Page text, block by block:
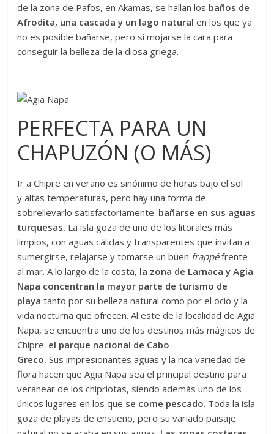
de la zona de Pafos, en Akamas, se hallan los baños de
Afrodita, una cascada y un lago natural en los que ya
no es posible bañarse, pero si mojarse la cara para
conseguir la belleza de la diosa griega.
PERFECTA PARA UN
CHAPUZÓN (O MÁS)
Ir a Chipre en verano es sinónimo de horas bajo el sol
y altas temperaturas, pero hay una forma de
sobrellevarlo satisfactoriamente: bañarse en sus aguas
turquesas. La isla goza de uno de los litorales más
limpios, con aguas cálidas y transparentes que invitan a
sumergirse, relajarse y tomarse un buen frappéfrente
al mar. A lo largo de la costa, la zona de Larnaca y Agia
Napa concentran la mayor parte de turismo de
playatanto por su belleza natural como por el ocio y la
vida nocturna que ofrecen. Al este de la localidad de Agia
Napa, se encuentra uno de los destinos más mágicos de
Chipre: el parque nacional de Cabo
Greco.Sus impresionantes aguas y la rica variedad de
flora hacen que Agia Napa sea el principal destino para
veranear de los chipriotas, siendo además uno de los
únicos lugares en los que se come pescado. Toda la isla
goza de playas de ensueño, pero su variado paisaje